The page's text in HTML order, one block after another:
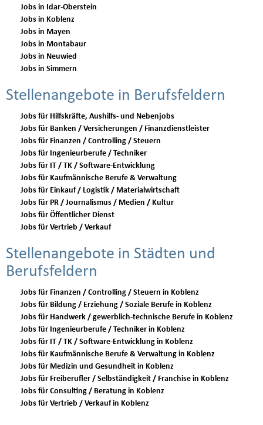
Jobs in Idar-Oberstein
Jobs in Koblenz
Jobs in Mayen
Jobs in Montabaur
Jobs in Neuwied
Jobs in Simmern
Stellenangebote in Berufsfeldern
Jobs für Hilfskräfte, Aushilfs- und Nebenjobs
Jobs für Banken / Versicherungen / Finanzdienstleister
Jobs für Finanzen / Controlling / Steuern
Jobs für Ingenieurberufe / Techniker
Jobs für IT / TK / Software-Entwicklung
Jobs für Kaufmännische Berufe & Verwaltung
Jobs für Einkauf / Logistik / Materialwirtschaft
Jobs für PR / Journalismus / Medien / Kultur
Jobs für Öffentlicher Dienst
Jobs für Vertrieb / Verkauf
Stellenangebote in Städten und
Berufsfeldern
Jobs für Finanzen / Controlling / Steuern in Koblenz
Jobs für Bildung / Erziehung / Soziale Berufe in Koblenz
Jobs für Handwerk / gewerblich-technische Berufe in Koblenz
Jobs für Ingenieurberufe / Techniker in Koblenz
Jobs für IT / TK / Software-Entwicklung in Koblenz
Jobs für Kaufmännische Berufe & Verwaltung in Koblenz
Jobs für Medizin und Gesundheit in Koblenz
Jobs für Freiberufler / Selbständigkeit / Franchise in Koblenz
Jobs für Consulting / Beratung in Koblenz
Jobs für Vertrieb / Verkauf in Koblenz